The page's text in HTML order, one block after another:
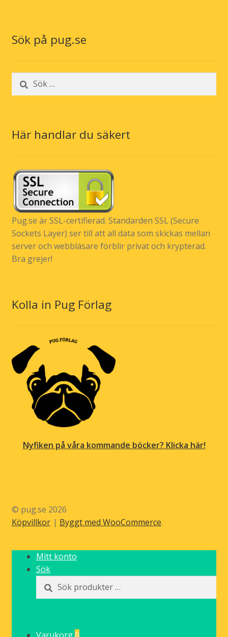
Sök på pug.se
Sök
efter:
Här handlar du säkert
Pug.se är SSL-certifierad. Standarden SSL (Secure
Sockets Layer) ser till att all data som skickas mellan
server och webbläsare förblir privat och krypterad.
Bra grejer!
Kolla in Pug Förlag
Nyfiken på våra kommande böcker? Klicka här!
© pug.se 2026
Köpvillkor
Byggt med WooCommerce.
Mitt konto
Sök
Sök
efter:
Sök